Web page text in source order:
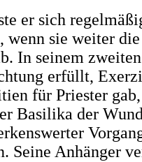
er sich
wenn sie weiter
In seinem
erfüllt,
für Priester
Basilika der
Seine Anhänger